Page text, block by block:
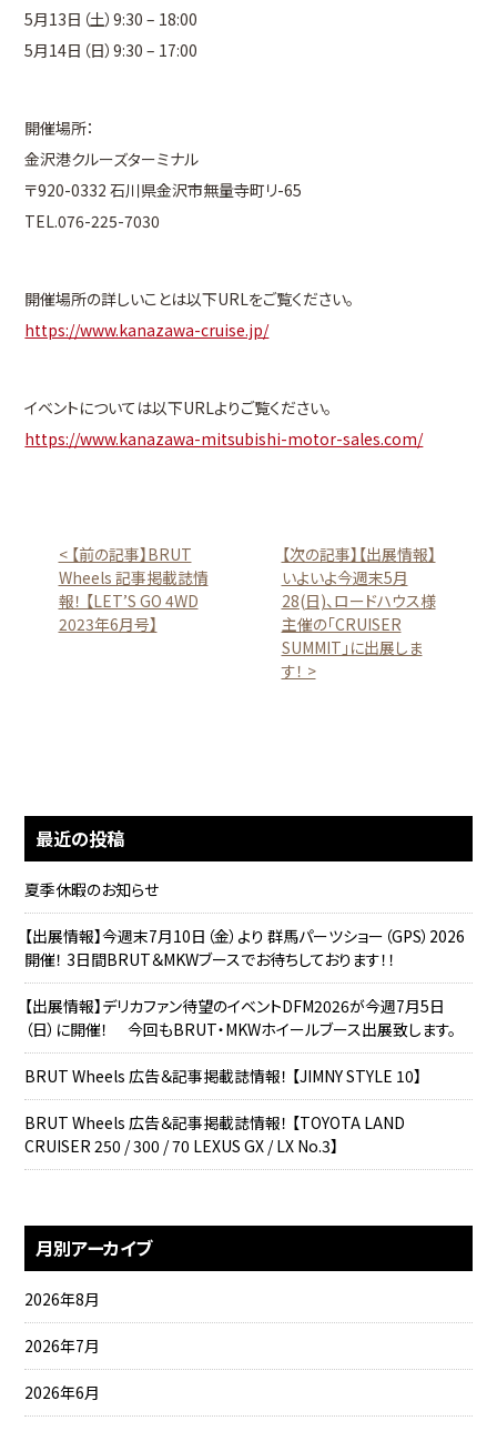
5月13日（土）9:30 – 18:00
5月14日（日）9:30 – 17:00
開催場所：
金沢港クルーズターミナル
〒920-0332 石川県金沢市無量寺町リ-65
TEL.076-225-7030
開催場所の詳しいことは以下URLをご覧ください。
https://www.kanazawa-cruise.jp/
イベントについては以下URLよりご覧ください。
https://www.kanazawa-mitsubishi-motor-sales.com/
< 【前の記事】BRUT
Wheels 記事掲載誌情
報！ 【LET’S GO 4WD
2023年6月号】
【次の記事】【出展情報】
いよいよ今週末5月
28(日)、ロードハウス様
主催の「CRUISER
SUMMIT」に出展しま
す！ >
最近の投稿
夏季休暇のお知らせ
【出展情報】今週末7月10日（金）より 群馬パーツショー（GPS）2026
開催！ 3日間BRUT＆MKWブースでお待ちしております！！
【出展情報】デリカファン待望のイベントDFM2026が今週7月5日
（日）に開催！ 今回もBRUT・MKWホイールブース出展致します。
BRUT Wheels 広告＆記事掲載誌情報！ 【JIMNY STYLE 10】
BRUT Wheels 広告＆記事掲載誌情報！ 【TOYOTA LAND
CRUISER 250 / 300 / 70 LEXUS GX / LX No.3】
月別アーカイブ
2026年8月
2026年7月
2026年6月